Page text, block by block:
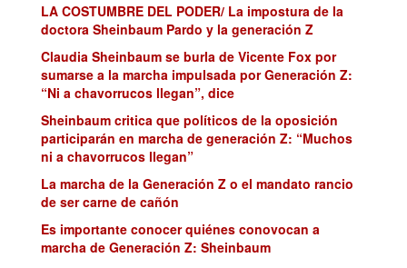
LA COSTUMBRE DEL PODER/ La impostura de la
doctora Sheinbaum Pardo y la generación Z
Claudia Sheinbaum se burla de Vicente Fox por
sumarse a la marcha impulsada por Generación Z:
“Ni a chavorrucos llegan”, dice
Sheinbaum critica que políticos de la oposición
participarán en marcha de generación Z: “Muchos
ni a chavorrucos llegan”
La marcha de la Generación Z o el mandato rancio
de ser carne de cañón
Es importante conocer quiénes conovocan a
marcha de Generación Z: Sheinbaum